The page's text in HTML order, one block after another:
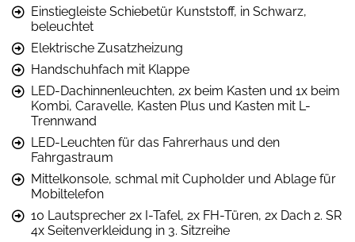
Einstiegleiste Schiebetür Kunststoff, in Schwarz,
beleuchtet
Elektrische Zusatzheizung
Handschuhfach mit Klappe
LED-Dachinnenleuchten, 2x beim Kasten und 1x beim
Kombi, Caravelle, Kasten Plus und Kasten mit L-
Trennwand
LED-Leuchten für das Fahrerhaus und den
Fahrgastraum
Mittelkonsole, schmal mit Cupholder und Ablage für
Mobiltelefon
10 Lautsprecher 2x I-Tafel, 2x FH-Türen, 2x Dach 2. SR
4x Seitenverkleidung in 3. Sitzreihe